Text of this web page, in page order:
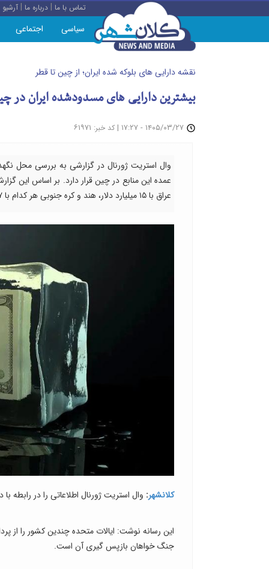
تماس با ما |درباره ما |آرشیو
سیاسی اجتماعی
نقشه دارایی های بلوکه شده ایران؛ از چین تا قطر
بیشترین دارایی های مسدودشده ایران در
| کد خبر: ۶۱۹۷۱
وال استریت ژورنال در گزارشی به بررسی محل
عراق با ۱۵ میلیارد دلار، هند و کره جنوبی هر کدام با ۷ میلیارد دلار و قطر با ۶ میلیارد دلار قرار دارند.
کلانشهر: وال استریت ژورنال اطلاعاتی را در
این رسانه نوشت: ایالات متحده چندین کشور را از
جنگ خواهان بازپس گیری آن است.